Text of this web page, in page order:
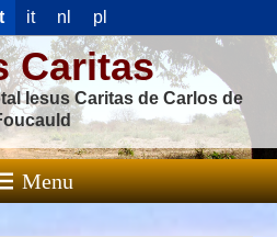
it nl pl
Caritas
Iesus Caritas de Carlos de
Menu